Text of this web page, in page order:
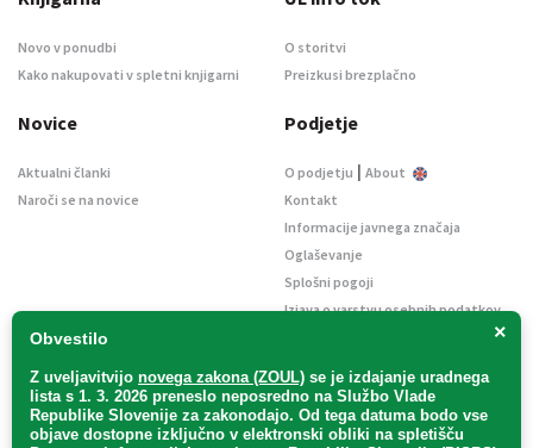
×
Obvestilo
Z uveljavitvijo novega zakona (ZOUL) se je izdajanje uradnega
lista s 1. 3. 2026 preneslo neposredno na Službo Vlade
Republike Slovenije za zakonodajo. Od tega datuma bodo vse
objave dostopne izključno v elektronski obliki na spletišču
Novo v ponudbi
Kako nakupovati v spletni knjigarni
O storitvi
Preizkusi brezplačno
Novice
Aktualni članki
Naroči se na novice
Podjetje
O podjetju | About
Kontakt
Informacije javnega značaja
Oglaševanje
Splošni pogoji
Izjava o varstvu osebnih podatkov